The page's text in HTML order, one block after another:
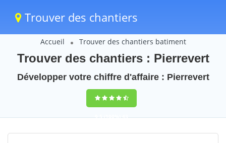
Trouver des chantiers
Accueil Trouver des chantiers batiment
Trouver des chantiers : Pierrevert
Développer votre chiffre d'affaire : Pierrevert
9,5(100%)43
votes